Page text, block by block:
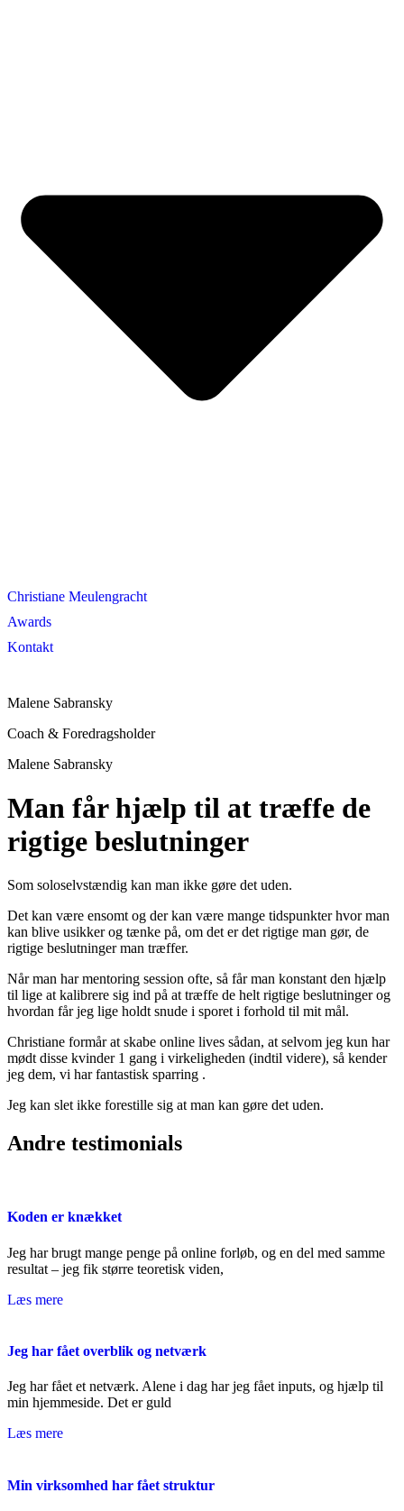
Christiane Meulengracht
Awards
Kontakt
Malene Sabransky
Coach & Foredragsholder
Malene Sabransky
Man får hjælp til at træffe de
rigtige beslutninger
Som soloselvstændig kan man ikke gøre det uden.
Det kan være ensomt og der kan være mange tidspunkter hvor man
kan blive usikker og tænke på, om det er det rigtige man gør, de
rigtige beslutninger man træffer.
Når man har mentoring session ofte, så får man konstant den hjælp
til lige at kalibrere sig ind på at træffe de helt rigtige beslutninger og
hvordan får jeg lige holdt snude i sporet i forhold til mit mål.
Christiane formår at skabe online lives sådan, at selvom jeg kun har
mødt disse kvinder 1 gang i virkeligheden (indtil videre), så kender
jeg dem, vi har fantastisk sparring .
Jeg kan slet ikke forestille sig at man kan gøre det uden.
Andre testimonials
Koden er knækket
Jeg har brugt mange penge på online forløb, og en del med samme
resultat – jeg fik større teoretisk viden,
Læs mere
Jeg har fået overblik og netværk
Jeg har fået et netværk. Alene i dag har jeg fået inputs, og hjælp til
min hjemmeside. Det er guld
Læs mere
Min virksomhed har fået struktur